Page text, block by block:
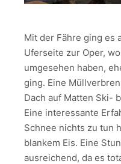
Mit der Fähre ging es
Uferseite zur Oper,
umgesehen haben,
ging. Eine
Dach auf Matten Ski-
Eine interessante
Schnee nichts zu tun
blankem Eis. Eine
ausreichend, da es